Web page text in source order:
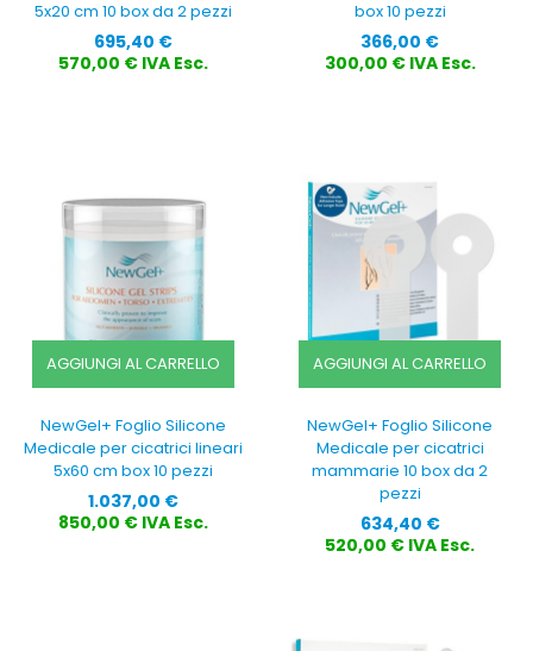
5x20 cm 10 box da 2 pezzi
Prezzo
695,40 €
570,00 € IVA Esc.
box 10 pezzi
Prezzo
366,00 €
300,00 € IVA Esc.
AGGIUNGI AL CARRELLO
NewGel+ Foglio Silicone
Medicale per cicatrici lineari
5x60 cm box 10 pezzi
Prezzo
1.037,00 €
850,00 € IVA Esc.
AGGIUNGI AL CARRELLO
NewGel+ Foglio Silicone
Medicale per cicatrici
mammarie 10 box da 2
pezzi
Prezzo
634,40 €
520,00 € IVA Esc.